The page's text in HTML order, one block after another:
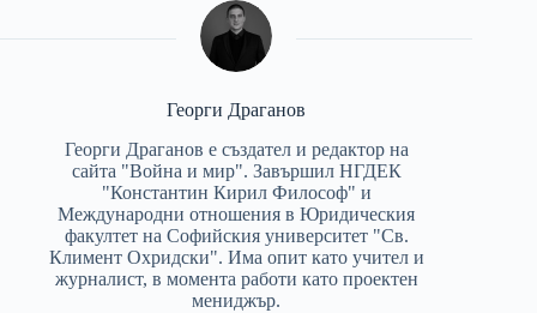
Георги Драганов
Георги Драганов е създател и редактор на
сайта "Война и мир". Завършил НГДЕК
"Константин Кирил Философ" и
Международни отношения в Юридическия
факултет на Софийския университет "Св.
Климент Охридски". Има опит като учител и
журналист, в момента работи като проектен
мениджър.